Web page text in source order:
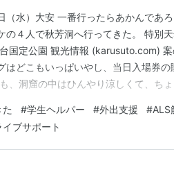
（水）大安 一番行ったらあかんであ
の４人で秋芳洞へ行ってきた。 特別
国定公園 観光情報 (karusuto.com)
はどこもいっぱいやし、当日入場券
、洞窟の中はひんやり涼しくて、ち
#学生ヘルパー #外出支援 #ALS
ブサポート